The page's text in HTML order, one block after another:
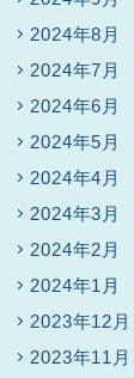
2024年8月
2024年7月
2024年6月
2024年5月
2024年4月
2024年3月
2024年2月
2024年1月
2023年12月
2023年11月